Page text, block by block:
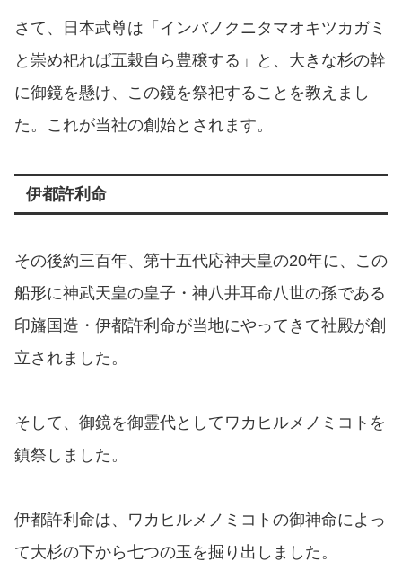
さて、日本武尊は「インバノクニタマオキツカガミ
と崇め祀れば五穀自ら豊穣する」と、大きな杉の幹
に御鏡を懸け、この鏡を祭祀することを教えまし
た。これが当社の創始とされます。
伊都許利命
その後約三百年、第十五代応神天皇の20年に、この
船形に神武天皇の皇子・神八井耳命八世の孫である
印旛国造・伊都許利命が当地にやってきて社殿が創
立されました。
そして、御鏡を御霊代としてワカヒルメノミコトを
鎮祭しました。
伊都許利命は、ワカヒルメノミコトの御神命によっ
て大杉の下から七つの玉を掘り出しました。